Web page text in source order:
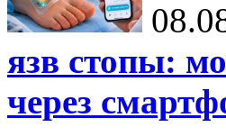
язв стопы:
через